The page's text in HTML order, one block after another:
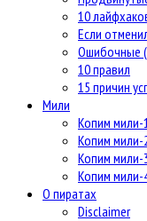
10
Если
Ошибочные
10 правил
15 причин
Мили
Копим мили-
Копим мили-
Копим мили-
Копим мили-
О пиратах
Disclaimer